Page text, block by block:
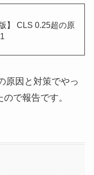
】 CLS 0.25超の原
原因と対策でやっ
で報告です。